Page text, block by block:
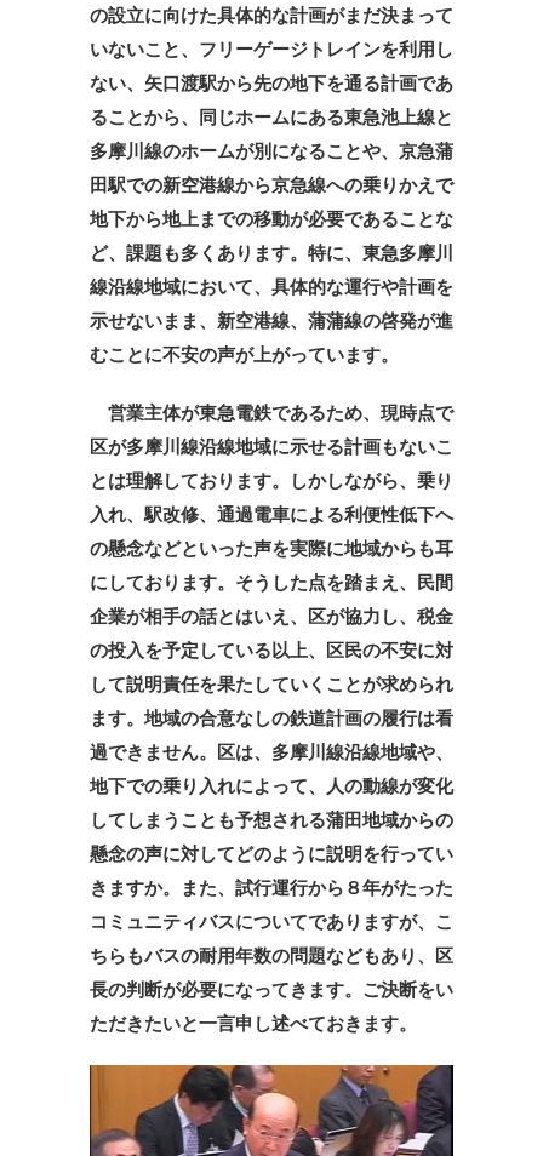
の設立に向けた具体的な計画がまだ決まって
いないこと、フリーゲージトレインを利用し
ない、矢口渡駅から先の地下を通る計画であ
ることから、同じホームにある東急池上線と
多摩川線のホームが別になることや、京急蒲
田駅での新空港線から京急線への乗りかえで
地下から地上までの移動が必要であることな
ど、課題も多くあります。特に、東急多摩川
線沿線地域において、具体的な運行や計画を
示せないまま、新空港線、蒲蒲線の啓発が進
むことに不安の声が上がっています。
営業主体が東急電鉄であるため、現時点で
区が多摩川線沿線地域に示せる計画もないこ
とは理解しております。しかしながら、乗り
入れ、駅改修、通過電車による利便性低下へ
の懸念などといった声を実際に地域からも耳
にしております。そうした点を踏まえ、民間
企業が相手の話とはいえ、区が協力し、税金
の投入を予定している以上、区民の不安に対
して説明責任を果たしていくことが求められ
ます。地域の合意なしの鉄道計画の履行は看
過できません。区は、多摩川線沿線地域や、
地下での乗り入れによって、人の動線が変化
してしまうことも予想される蒲田地域からの
懸念の声に対してどのように説明を行ってい
きますか。また、試行運行から８年がたった
コミュニティバスについてでありますが、こ
ちらもバスの耐用年数の問題などもあり、区
長の判断が必要になってきます。ご決断をい
ただきたいと一言申し述べておきます。